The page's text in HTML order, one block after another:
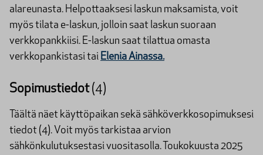
alareunasta. Helpottaaksesi laskun maksamista, voit
myös tilata e-laskun, jolloin saat laskun suoraan
verkkopankkiisi. E-laskun saat tilattua omasta
verkkopankistasi tai Elenia Ainassa.
Sopimustiedot(4)
Täältä näet käyttöpaikan sekä sähköverkkosopimuksesi
tiedot (4). Voit myös tarkistaa arvion
sähkönkulutuksestasi vuositasolla. Toukokuusta 2025